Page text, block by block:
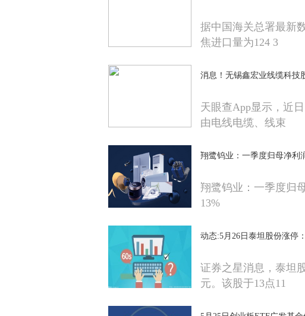
据中国海关总署最新
焦进口量为124 3
消息！无锡鑫宏业线缆科技
天眼查App显示，近
由电线电缆、线束
翔鹭钨业：一季度归母净利
翔鹭钨业：一季度归
13%
动态:5月26日泰坦股份涨停
证券之星消息，泰坦
元。该股于13点11